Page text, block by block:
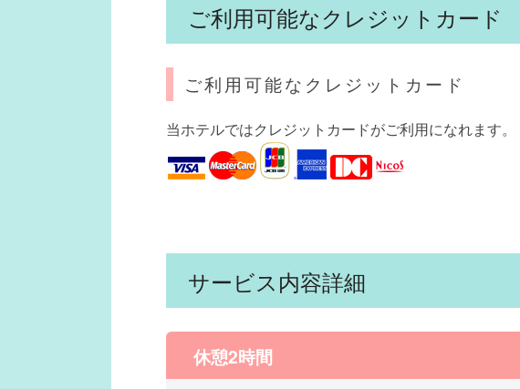
ご利用可能なクレジットカード
ご利用可能なクレジットカード
当ホテルではクレジットカードがご利用になれます。
サービス内容詳細
休憩2時間